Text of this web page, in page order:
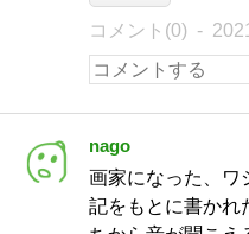
コメント(0)
nago
画家になった、ワ
記をもとに書かれ